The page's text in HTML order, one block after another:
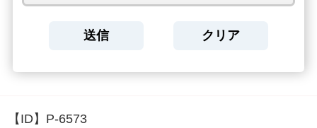
【ID】 P-6573